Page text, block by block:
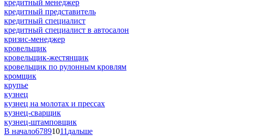
кредитный менеджер
кредитный представитель
кредитный специалист
кредитный специалист в автосалон
кризис-менеджер
кровельщик
кровельщик-жестянщик
кровельщик по рулонным кровлям
кромщик
крупье
кузнец
кузнец на молотах и прессах
кузнец-сварщик
кузнец-штамповщик
В начало67891011 дальше